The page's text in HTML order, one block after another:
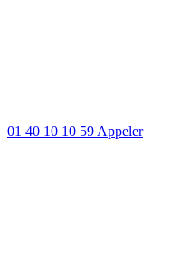
01 40 10 10 59 Appeler